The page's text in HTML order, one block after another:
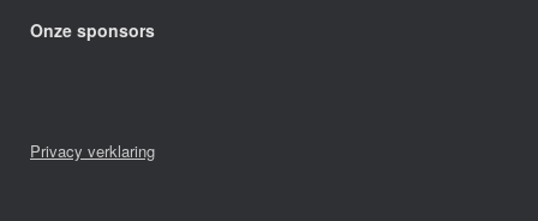
Onze sponsors
Privacy verklaring